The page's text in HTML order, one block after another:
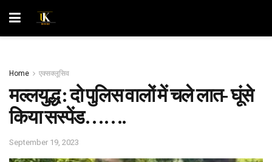
Home एक्सक्लूसिव
मल्लयुद्ध : दो पुलिस वालों में चले लात- घूंसे
किया सस्पेंड…….
September 19, 2023